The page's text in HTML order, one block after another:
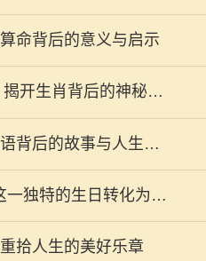
命背后的意义与启示
开生肖背后的神秘面
背后的故事与人生哲
独特的生日转化为人
拾人生的美好乐章